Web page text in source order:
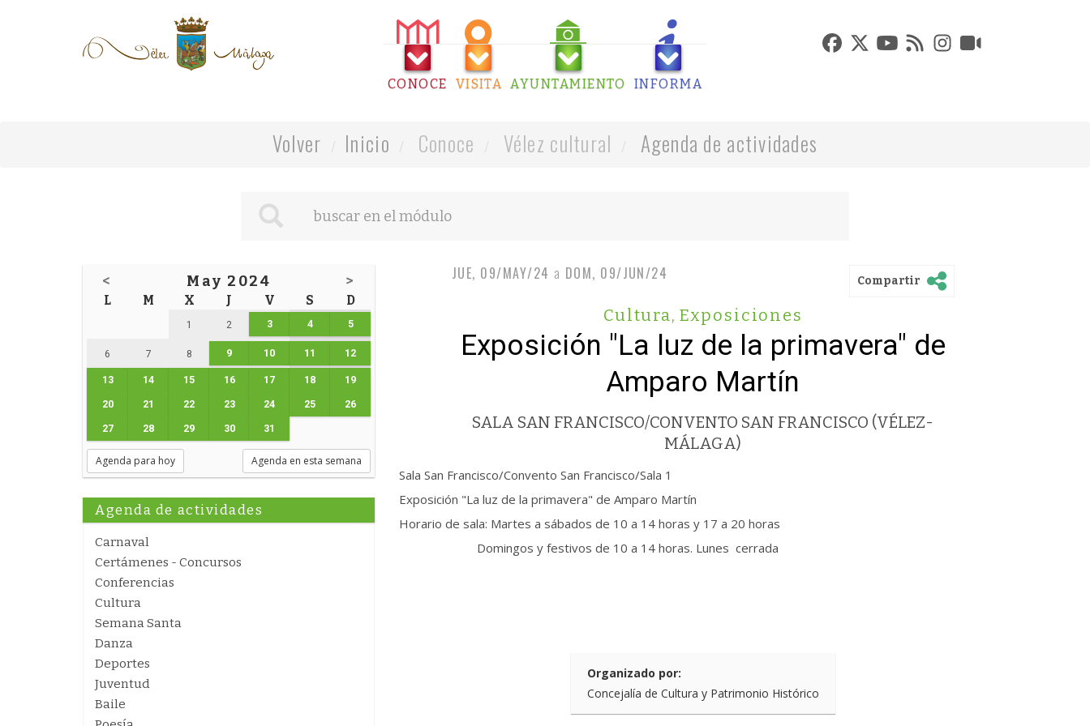
CONOCE VISITA AYUNTAMIENTO INFORMA
Volver Inicio Conoce Vélez cultural Agenda de actividades
< May 2024 >
L M X J V S D
1 2 3 4 5
6 7 8 9 10 11 12
13 14 15 16 17 18 19
20 21 22 23 24 25 26
27 28 29 30 31
Agenda para hoy Agenda en esta semana
Agenda de actividades
Carnaval
Certámenes - Concursos
Conferencias
Cultura
Semana Santa
Danza
Deportes
Juventud
Baile
JUE, 09/MAY/24 a DOM, 09/JUN/24 Compartir
Cultura, Exposiciones
Exposición "La luz de la primavera" de
Amparo Martín
SALA SAN FRANCISCO/CONVENTO SAN FRANCISCO (VÉLEZ-
MÁLAGA)
Sala San Francisco/Convento San Francisco/Sala 1
Exposición "La luz de la primavera" de Amparo Martín
Horario de sala: Martes a sábados de 10 a 14 horas y 17 a 20 horas
Domingos y festivos de 10 a 14 horas. Lunes cerrada
Organizado por:
Concejalía de Cultura y Patrimonio Histórico